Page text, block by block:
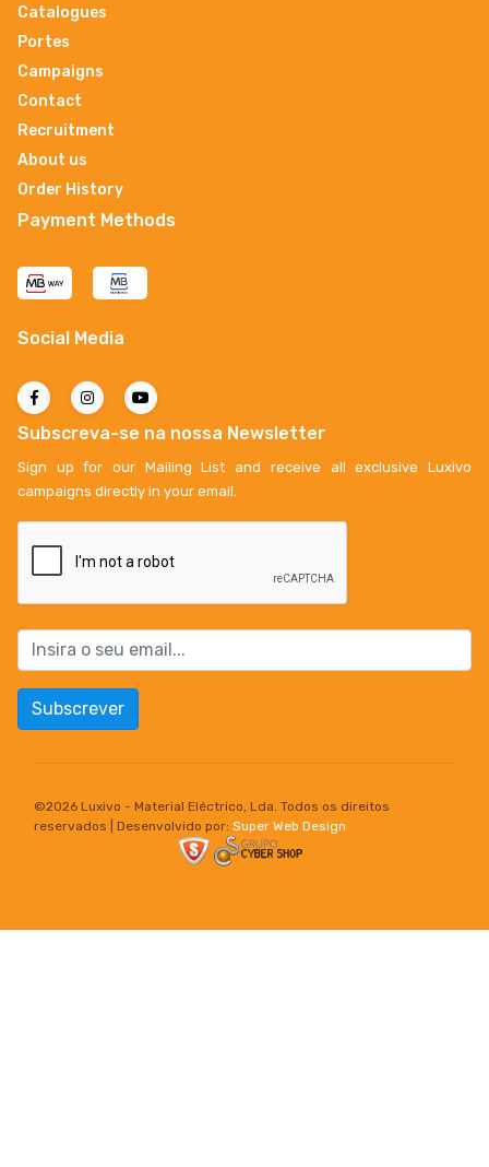
Catalogues
Portes
Campaigns
Contact
Recruitment
About us
Order History
Payment Methods
Social Media
Subscreva-se na nossa Newsletter
Sign up for our Mailing List and receive all exclusive Luxivo
campaigns directly in your email.
Subscrever
©2026 Luxivo - Material Eléctrico, Lda. Todos os direitos
reservados | Desenvolvido por: Super Web Design